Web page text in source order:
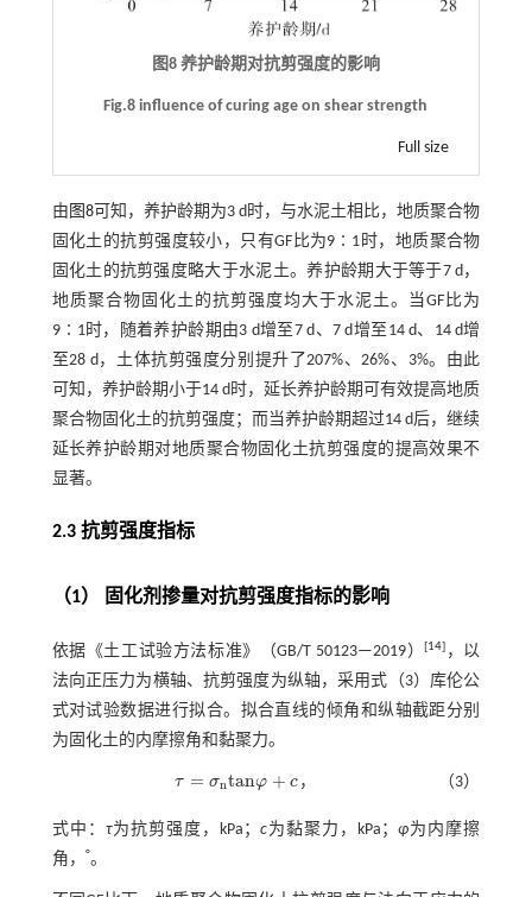
图8 养护龄期对抗剪强度的影响
Fig.8 influence of curing age on shear strength
Full size
由 图8可知，养护龄期为3 d时，与水泥土相比，地质聚合物
固化土的抗剪强度较小，只有GF比为9∶1时，地质聚合物
固化土的抗剪强度略大于水泥土。养护龄期大于等于7 d，
地质聚合物固化土的抗剪强度均大于水泥土。当GF比为
9∶1时，随着养护龄期由3 d增至7 d、7 d增至14 d、14 d增
至28 d，土体抗剪强度分别提升了207%、26%、3%。由此
可知，养护龄期小于14 d时，延长养护龄期可有效提高地质
聚合物固化土的抗剪强度；而当养护龄期超过14 d后，继续
延长养护龄期对地质聚合物固化土抗剪强度的提高效果不
显著。
2.3 抗剪强度指标
（1） 固化剂掺量对抗剪强度指标的影响
依据《土工试验方法标准》（GB/T 50123—2019）[14] ，以
法向正压力为横轴、抗剪强度为纵轴，采用式（3）库伦公
式对试验数据进行拟合。拟合直线的倾角和纵轴截距分别
为固化土的内摩擦角和黏聚力。
τ = σntanφ + c
τ= σn tanφ+c ， （3）
式中： τ为抗剪强度，kPa； c为黏聚力，kPa；φ为内摩擦
角，
°。